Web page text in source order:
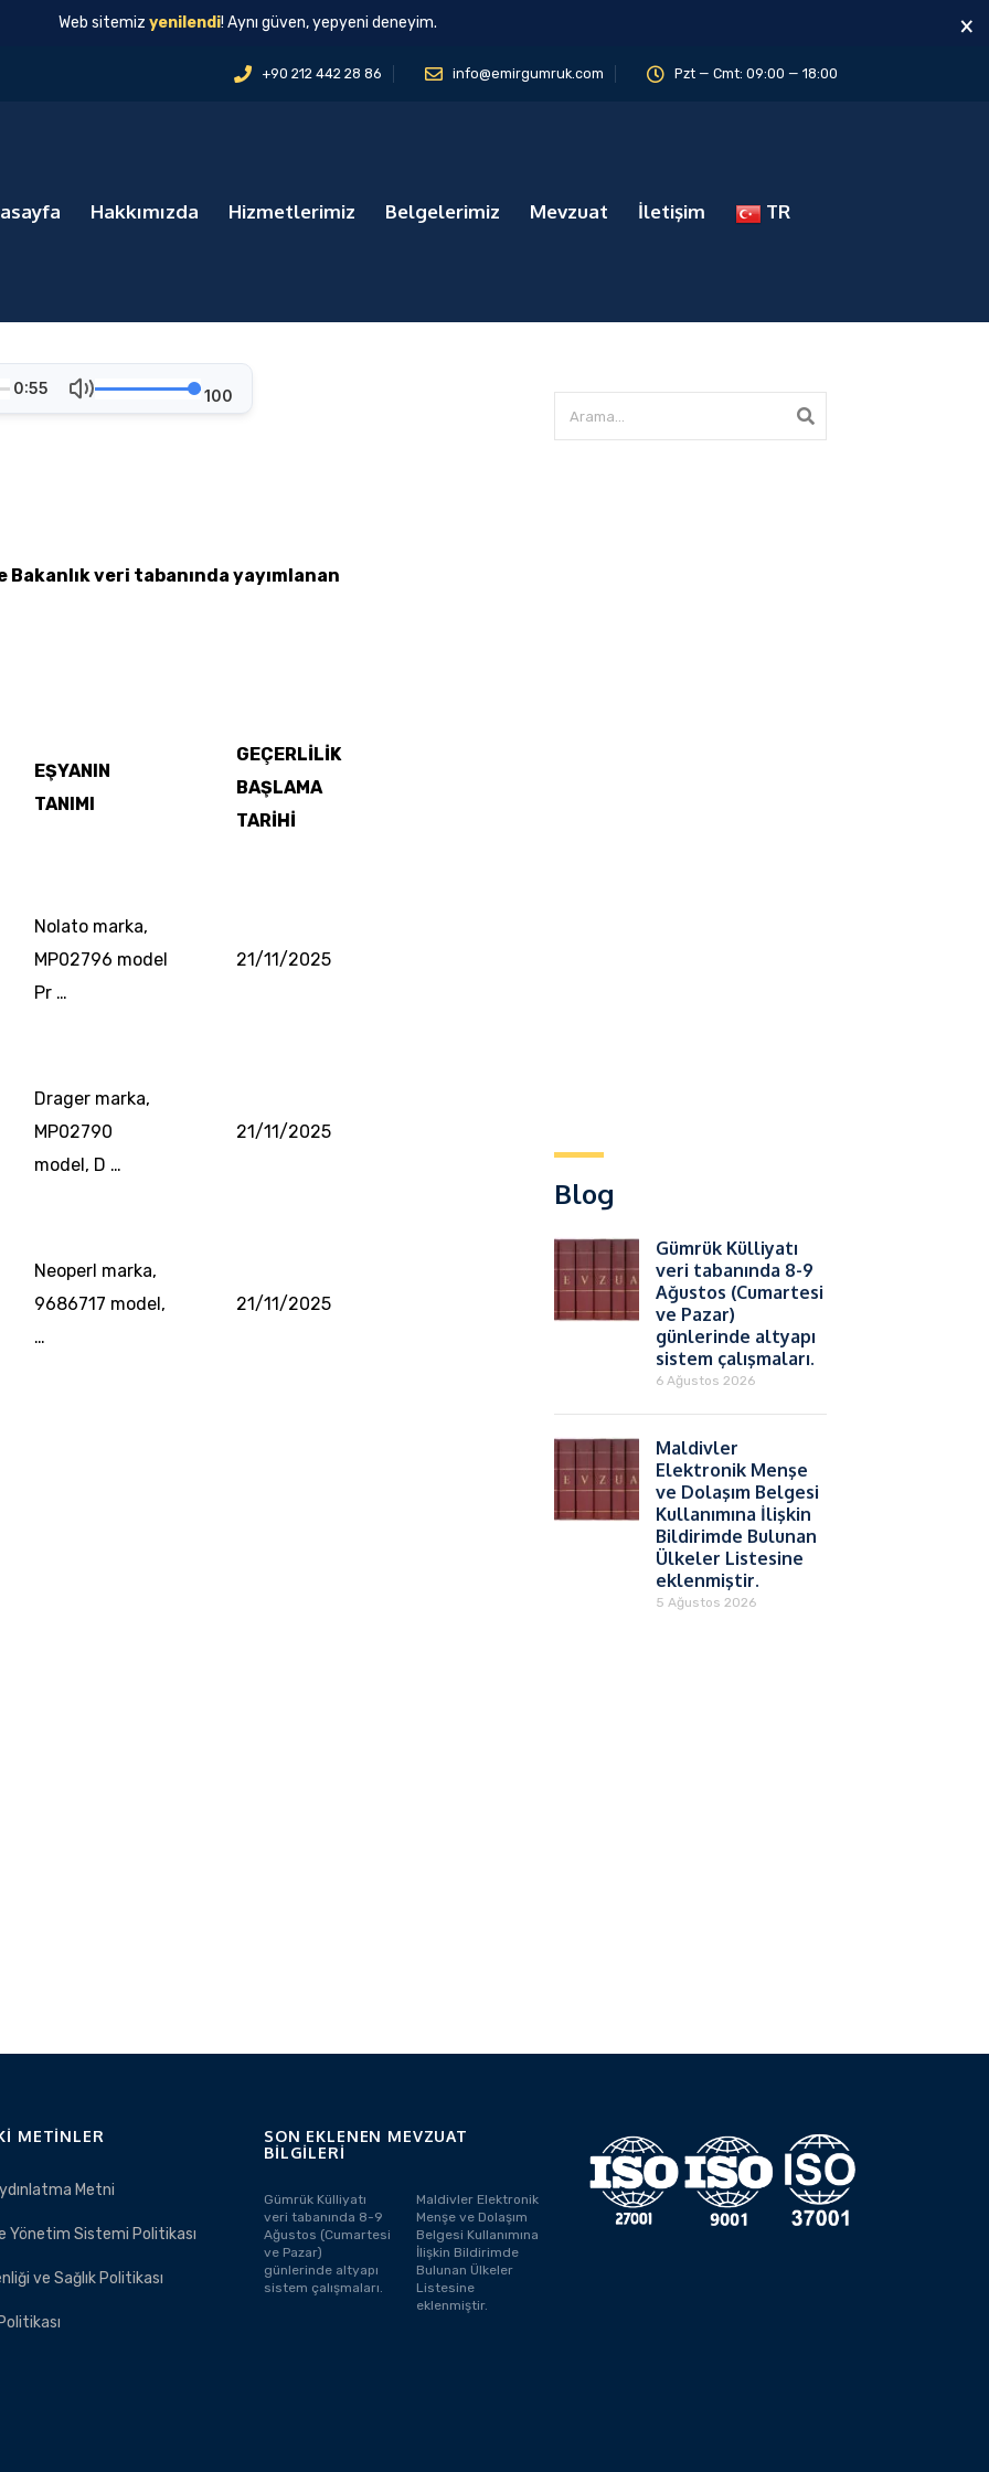
Web sitemiz yenilendi! Aynı güven, yepyeni deneyim. ×
+90 212 442 28 86 info@emirgumruk.com Pzt — Cmt: 09:00 — 18:00
Hakkımızda Hizmetlerimiz Belgelerimiz Mevzuat İletişim TR
0:55 100
veri tabanında yayımlanan
EŞYANIN
TANIMI
GEÇERLİLİK
BAŞLAMA
TARİHİ
Nolato marka,
MP02796 model
Pr …
21/11/2025
Drager marka,
MP02790
model, D …
21/11/2025
Neoperl marka,
9686717 model,
…
21/11/2025
Blog
Gümrük Külliyatı
veri tabanında 8-9
Ağustos (Cumartesi
ve Pazar)
günlerinde altyapı
sistem çalışmaları.
6 Ağustos 2026
Maldivler
Elektronik Menşe
ve Dolaşım Belgesi
Kullanımına İlişkin
Bildirimde Bulunan
Ülkeler Listesine
eklenmiştir.
5 Ağustos 2026
METINLER
Metni
Yönetim Sistemi Politikası
ve Sağlık Politikası
SON EKLENEN MEVZUAT
BILGILERI
Gümrük Külliyatı
veri tabanında 8-9
Ağustos (Cumartesi
ve Pazar)
günlerinde altyapı
sistem çalışmaları.
Maldivler Elektronik
Menşe ve Dolaşım
Belgesi Kullanımına
İlişkin Bildirimde
Bulunan Ülkeler
Listesine
eklenmiştir.